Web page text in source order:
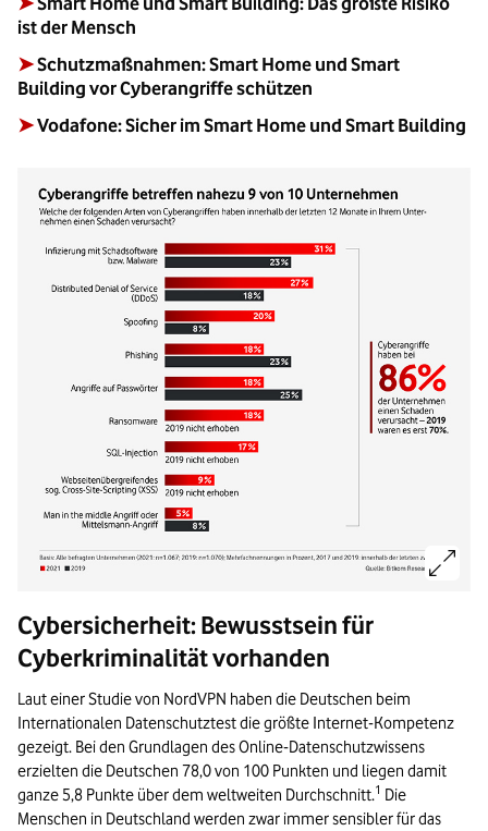
ist der Mensch
➤Schutzmaßnahmen: Smart Home und Smart
Building vor Cyberangriffe schützen
➤Vodafone: Sicher im Smart Home und Smart Building
Bild vergrößern:
Bildinformationen:
8 % der Unternehmen wurden 2021 durch Cyberangriffe geschädigt –
Die häufigsten Schadensursachen waren Malware (31 %), DDoS-
Weitere Schäden entstanden durch Passwortangriffe (18 %),
Dargestellt sind Vergleichswerte aus den Jahren 2021 (rot) und
Mehrfachnennungen waren möglich.
Cybersicherheit: Bewusstsein für
Cyberkriminalität vorhanden
Laut einer Studie von NordVPN haben die Deutschen beim
Internationalen Datenschutztest die größte Internet-Kompetenz
gezeigt. Bei den Grundlagen des Online-Datenschutzwissens
erzielten die Deutschen 78,0 von 100 Punkten und liegen damit
ganze 5,8 Punkte über dem weltweiten Durchschnitt.1 Die
Menschen in Deutschland werden zwar immer sensibler für das